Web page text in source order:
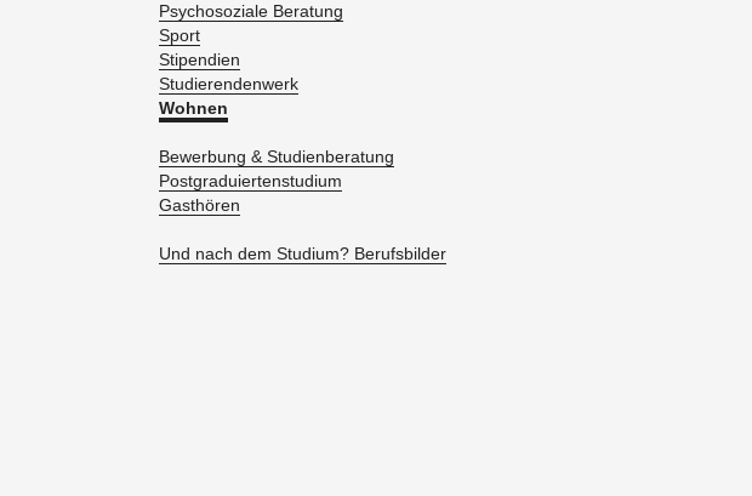
Psy­cho­so­zia­le Be­ra­tung
Sport
Sti­pen­di­en
Stu­die­ren­den­werk
Woh­nen
Be­wer­bung & Stu­di­en­be­ra­tung
Post­gra­du­ier­ten­stu­di­um
Gast­hö­ren
Und nach dem Stu­di­um? Be­rufs­bil­der